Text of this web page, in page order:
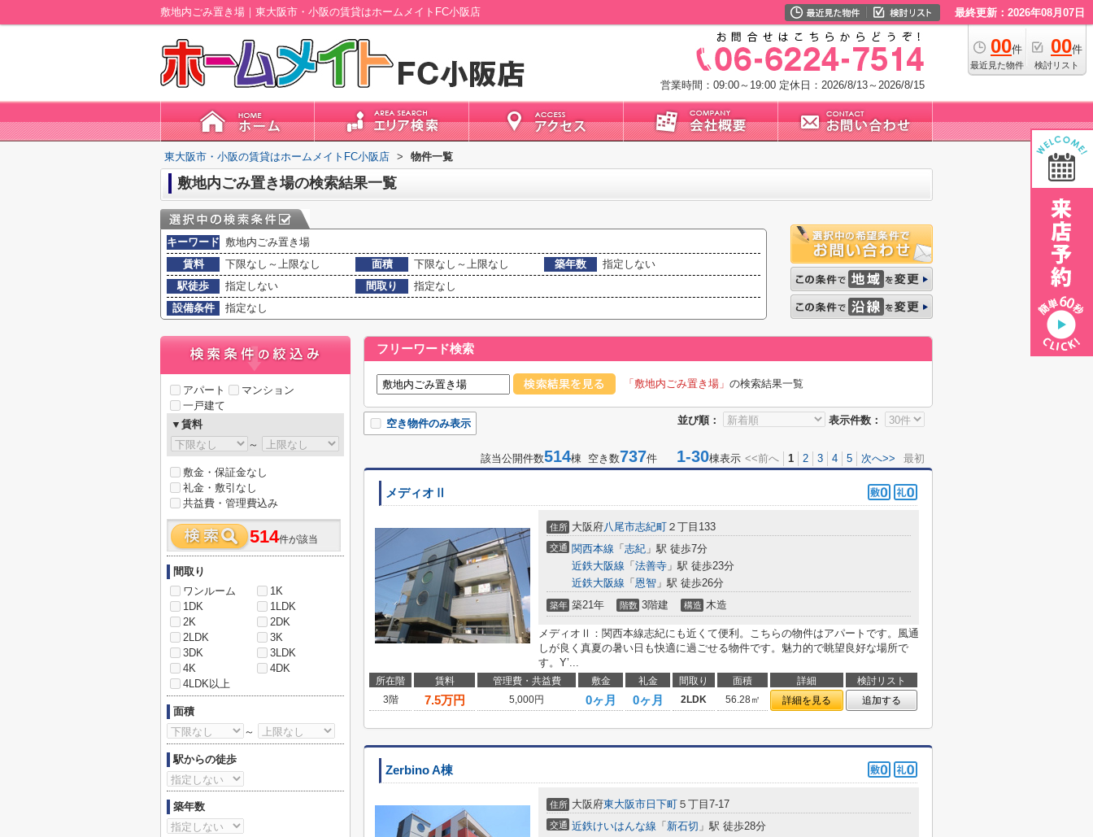
敷地内ごみ置き場｜東大阪市・小阪の賃貸はホームメイトFC小阪店 最終更新：2026年08月07日
00件
最近見た物件
00件
検討リスト
営業時間：09:00～19:00 定休日：2026/8/13～2026/8/15
東大阪市・小阪の賃貸はホームメイトFC小阪店 > 物件一覧
敷地内ごみ置き場の検索結果一覧
キーワード 敷地内ごみ置き場
賃料
下限なし～上限なし 面積 下限なし～上限なし 築年数
指定しない
駅徒歩
指定しない 間取り
指定なし
設備条件
指定なし
フリーワード検索
「敷地内ごみ置き場」 の検索結果一覧
並び順： 表示件数：
空き物件のみ表示
該当公開件数514棟 空き数737件 1-30棟表示 <<前へ 1 2 3 4 5 次へ>> 最初
メディオⅡ
住所 大阪府八尾市志紀町 ２丁目133
交通 関西本線 「 志紀 」駅 徒歩7分
近鉄大阪線 「 法善寺 」駅 徒歩23分
近鉄大阪線 「 恩智 」駅 徒歩26分
築年 築21年 階数 3階建 構造 木造
メディオⅡ：関西本線志紀にも近くて便利。こちらの物件はアパートです。風通
しが良く真夏の暑い日も快適に過ごせる物件です。魅力的で眺望良好な場所で
す。Y’...
所在階 賃料 管理費・共益費 敷金 礼金 間取り 面積 詳細
検討リスト
3階
7.5万円 5,000円 0ヶ月 0ヶ月 2LDK 56.28㎡ 詳細を見る 追加する
Zerbino A棟
住所 大阪府東大阪市 日下町 ５丁目7-17
交通 近鉄けいはんな線 「 新石切 」駅 徒歩28分
アパート
マンション
一戸建て
▼賃料
～
敷金・保証金なし
礼金・敷引なし
共益費・管理費込み
514件が該当
間取り
ワンルーム
1K
1DK
1LDK
2K
2DK
2LDK
3K
3DK
3LDK
4K
4DK
4LDK以上
面積
～
駅からの徒歩
築年数